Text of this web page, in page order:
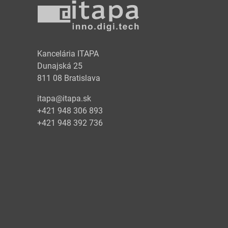
Kancelária ITAPA
Dunajská 25
811 08 Bratislava
itapa@itapa.sk
+421 948 306 893
+421 948 392 736